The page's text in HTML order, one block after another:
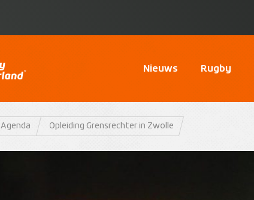
Nieuws Rugby
Agenda Opleiding Grensrechter in Zwolle